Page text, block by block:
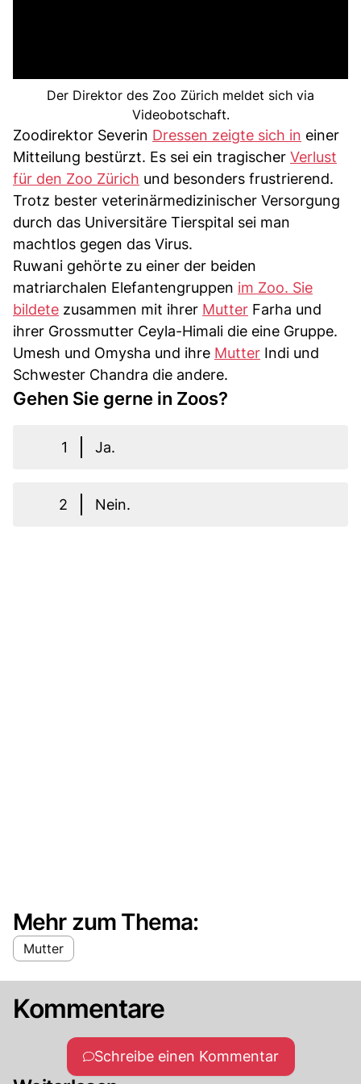
Der Direktor des Zoo Zürich meldet sich via
Videobotschaft.
Zoodirektor Severin Dressen zeigte sich in einer
Mitteilung bestürzt. Es sei ein tragischer Verlust
für den Zoo Zürich und besonders frustrierend.
Trotz bester veterinärmedizinischer Versorgung
durch das Universitäre Tierspital sei man
machtlos gegen das Virus.
Ruwani gehörte zu einer der beiden
matriarchalen Elefantengruppen im Zoo. Sie
bildete zusammen mit ihrer Mutter Farha und
ihrer Grossmutter Ceyla-Himali die eine Gruppe.
Umesh und Omysha und ihre Mutter Indi und
Schwester Chandra die andere.
Gehen Sie gerne in Zoos?
1 Ja.
2 Nein.
Mehr zum Thema:
Mutter
Kommentare
Schreibe einen Kommentar